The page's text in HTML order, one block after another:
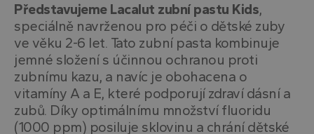
Představujeme Lacalut zubní pastu Kids,
speciálně navrženou pro péči o dětské zuby
ve věku 2-6 let. Tato zubní pasta kombinuje
jemné složení s účinnou ochranou proti
zubnímu kazu, a navíc je obohacena o
vitamíny A a E, které podporují zdraví dásní a
zubů. Díky optimálnímu množství fluoridu
(1000 ppm) posiluje sklovinu a chrání dětské